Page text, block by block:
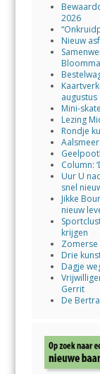
2026
Nieuw
augustus
Mini-
Lezing
Rondje
Column:
Uur U
snel
Jikke
nieuw
krijgen
Zomerse
Drie
Dagje
Gerrit
De